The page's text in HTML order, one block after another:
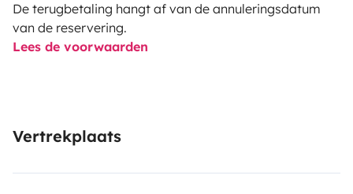
De terugbetaling hangt af van de annuleringsdatum
van de reservering.
Lees de voorwaarden
Vertrekplaats